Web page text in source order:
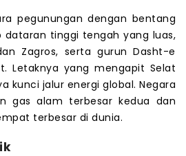
pegunungan dengan bentang
dataran tinggi tengah yang luas,
Zagros, serta gurun Dasht-e
Letaknya yang mengapit Selat
kunci jalur energi global. Negara
gas alam terbesar kedua dan
terbesar di dunia.